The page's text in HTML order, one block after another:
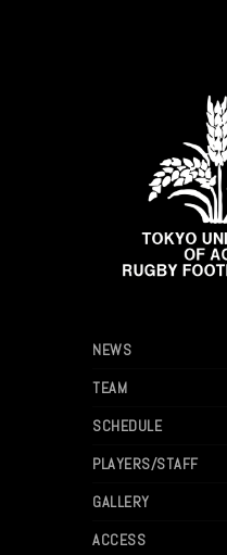
NEWS
TEAM
SCHEDULE
PLAYERS/STAFF
GALLERY
ACCESS